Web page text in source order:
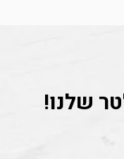
שלנו!